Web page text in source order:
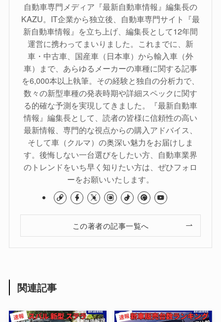
自動車専門メディア『最新自動車情報』編集長の
KAZU。IT企業から独立後、自動車専門サイト『最
新自動車情報』を立ち上げ、編集長として12年間
運営に携わってまいりました。これまでに、新
車・中古車、国産車（日本車）から輸入車（外
車）まで、あらゆるメーカーの車種に関する記事
を6,000本以上執筆。その経験と独自の分析力で、
数々の新型車種の発表時期や詳細スペックに関す
る的確な予測を実現してきました。『最新自動車
情報』編集長として、読者の皆様に信頼性の高い
最新情報、専門的な視点からの購入アドバイス、
そして車（クルマ）の奥深い魅力をお届けしま
す。後悔しない一台選びをしたい方、自動車業界
のトレンドをいち早く知りたい方は、ぜひフォロ
ーをお願いいたします。
この著者の記事一覧へ
関連記事